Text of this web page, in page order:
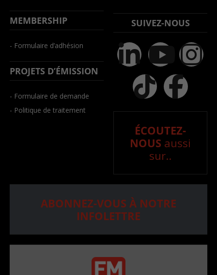
MEMBERSHIP
- Formulaire d’adhésion
PROJETS D’ÉMISSION
- Formulaire de demande
- Politique de traitement
SUIVEZ-NOUS
ÉCOUTEZ-
NOUS aussi
sur..
ABONNEZ-VOUS À NOTRE
INFOLETTRE